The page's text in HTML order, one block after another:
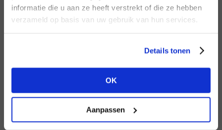
informatie die u aan ze heeft verstrekt of die ze hebben
verzameld op basis van uw gebruik van hun services.
Details tonen
OK
Aanpassen
INLOGGEN
NOG GEEN ACCOUNT?
HEB JE NOG GEEN
ACCOUNT?
aan of bekijk de andere mogelijkheden.
BEKIJK ALLE OPTIES
MERK
MERK
Circle of Trust